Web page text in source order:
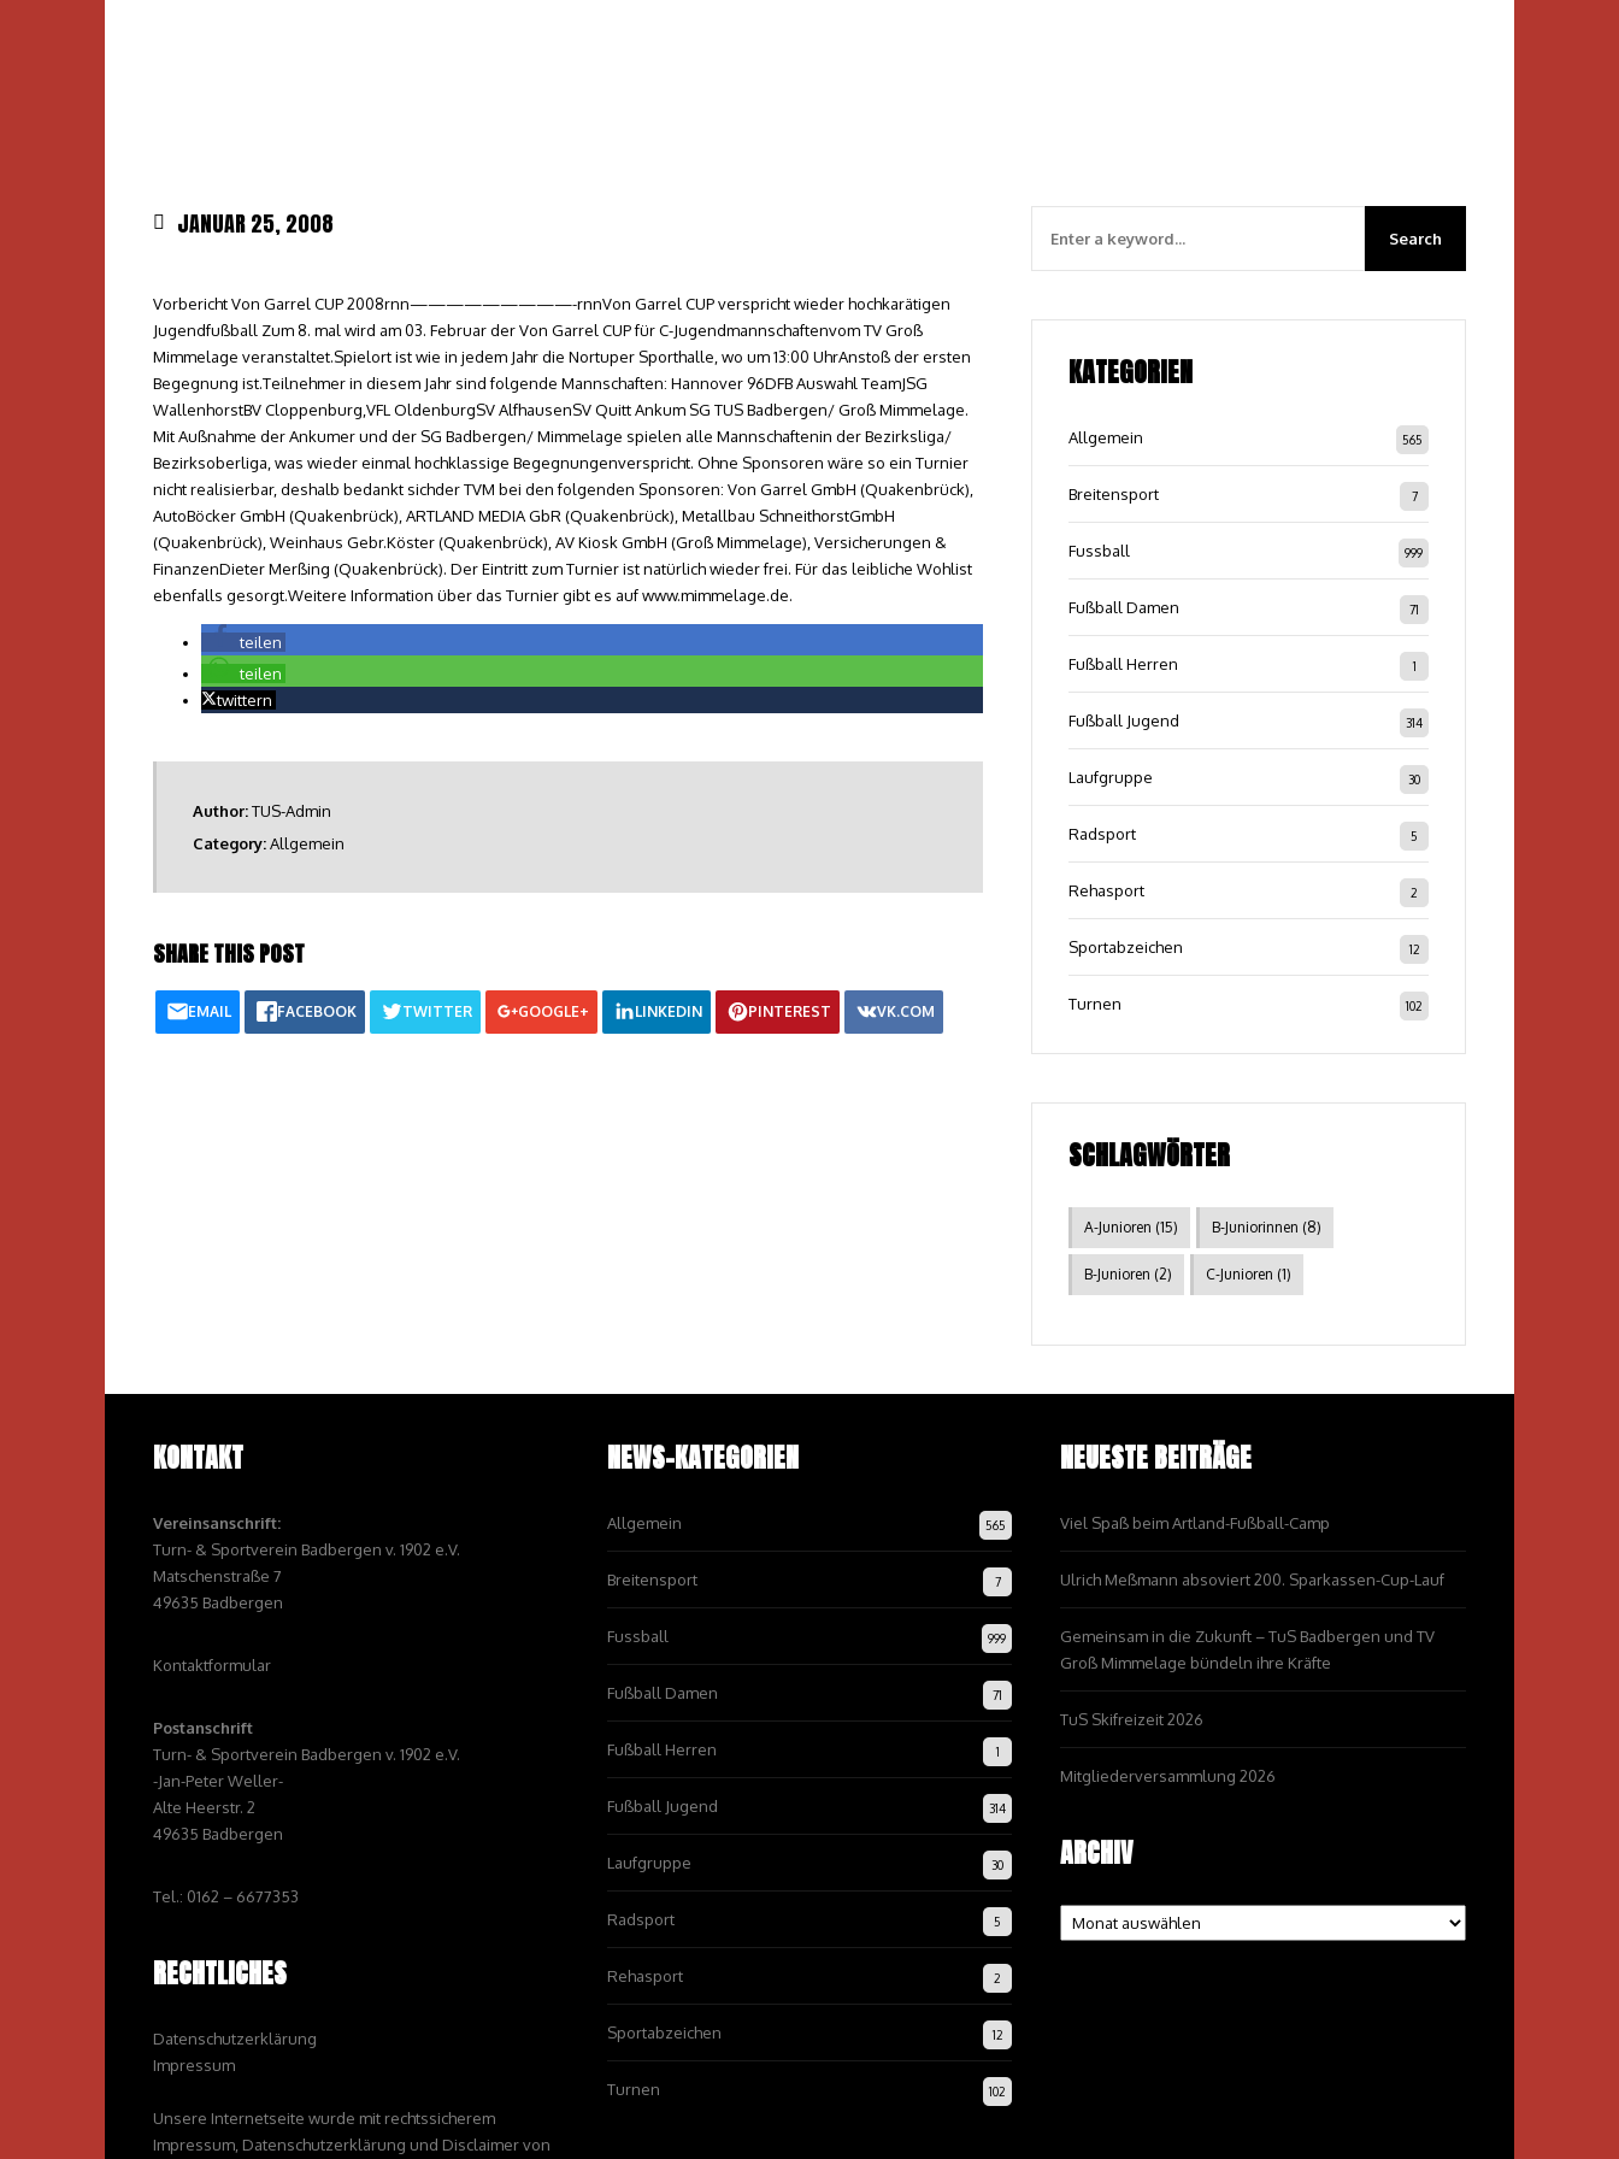
JANUAR 25, 2008
Vorbericht Von Garrel CUP 2008rnn—————————-rnnVon Garrel CUP verspricht wieder hochkarätigen
Jugendfußball Zum 8. mal wird am 03. Februar der Von Garrel CUP für C-Jugendmannschaftenvom TV Groß
Mimmelage veranstaltet.Spielort ist wie in jedem Jahr die Nortuper Sporthalle, wo um 13:00 UhrAnstoß der ersten
Begegnung ist.Teilnehmer in diesem Jahr sind folgende Mannschaften: Hannover 96DFB Auswahl TeamJSG
WallenhorstBV Cloppenburg,VFL OldenburgSV AlfhausenSV Quitt Ankum SG TUS Badbergen/ Groß Mimmelage.
Mit Außnahme der Ankumer und der SG Badbergen/ Mimmelage spielen alle Mannschaftenin der Bezirksliga/
Bezirksoberliga, was wieder einmal hochklassige Begegnungenverspricht. Ohne Sponsoren wäre so ein Turnier
nicht realisierbar, deshalb bedankt sichder TVM bei den folgenden Sponsoren: Von Garrel GmbH (Quakenbrück),
AutoBöcker GmbH (Quakenbrück), ARTLAND MEDIA GbR (Quakenbrück), Metallbau SchneithorstGmbH
(Quakenbrück), Weinhaus Gebr.Köster (Quakenbrück), AV Kiosk GmbH (Groß Mimmelage), Versicherungen &
FinanzenDieter Merßing (Quakenbrück). Der Eintritt zum Turnier ist natürlich wieder frei. Für das leibliche Wohlist
ebenfalls gesorgt.Weitere Information über das Turnier gibt es auf www.mimmelage.de.
teilen
teilen
twittern
Author:TUS-Admin
Category:Allgemein
SHARE THIS POST
EMAIL FACEBOOK TWITTER GOOGLE+ LINKEDIN PINTEREST VK.COM
KATEGORIEN
Allgemein 565
Breitensport 7
Fussball 999
Fußball Damen 71
Fußball Herren 1
Fußball Jugend 314
Laufgruppe 30
Radsport 5
Rehasport 2
Sportabzeichen 12
Turnen 102
SCHLAGWÖRTER
A-Junioren (15) B-Juniorinnen (8)
B-Junioren (2) C-Junioren (1)
KONTAKT
Vereinsanschrift:
Turn- & Sportverein Badbergen v. 1902 e.V.
Matschenstraße 7
49635 Badbergen
Kontaktformular
Postanschrift
Turn- & Sportverein Badbergen v. 1902 e.V.
-Jan-Peter Weller-
Alte Heerstr. 2
49635 Badbergen
Tel.: 0162 – 6677353
RECHTLICHES
Datenschutzerklärung
Impressum
Unsere Internetseite wurde mit rechtssicherem
Impressum, Datenschutzerklärung und Disclaimer von
NEWS-KATEGORIEN
Allgemein 565
Breitensport 7
Fussball 999
Fußball Damen 71
Fußball Herren 1
Fußball Jugend 314
Laufgruppe 30
Radsport 5
Rehasport 2
Sportabzeichen 12
Turnen 102
NEUESTE BEITRÄGE
Viel Spaß beim Artland-Fußball-Camp
Ulrich Meßmann absoviert 200. Sparkassen-Cup-Lauf
Gemeinsam in die Zukunft – TuS Badbergen und TV
Groß Mimmelage bündeln ihre Kräfte
TuS Skifreizeit 2026
Mitgliederversammlung 2026
ARCHIV
Archiv